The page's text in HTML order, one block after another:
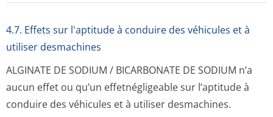
4.7. Effets sur l'aptitude à conduire des véhicules et à
utiliser desmachines
ALGINATE DE SODIUM / BICARBONATE DE SODIUM n’a
aucun effet ou qu’un effetnégligeable sur l’aptitude à
conduire des véhicules et à utiliser desmachines.